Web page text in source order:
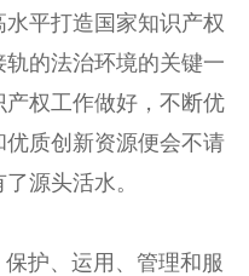
平打造国家知识产权
的法治环境的关键一
权工作做好，不断优
质创新资源便会不请
源头活水。
护、运用、管理和服